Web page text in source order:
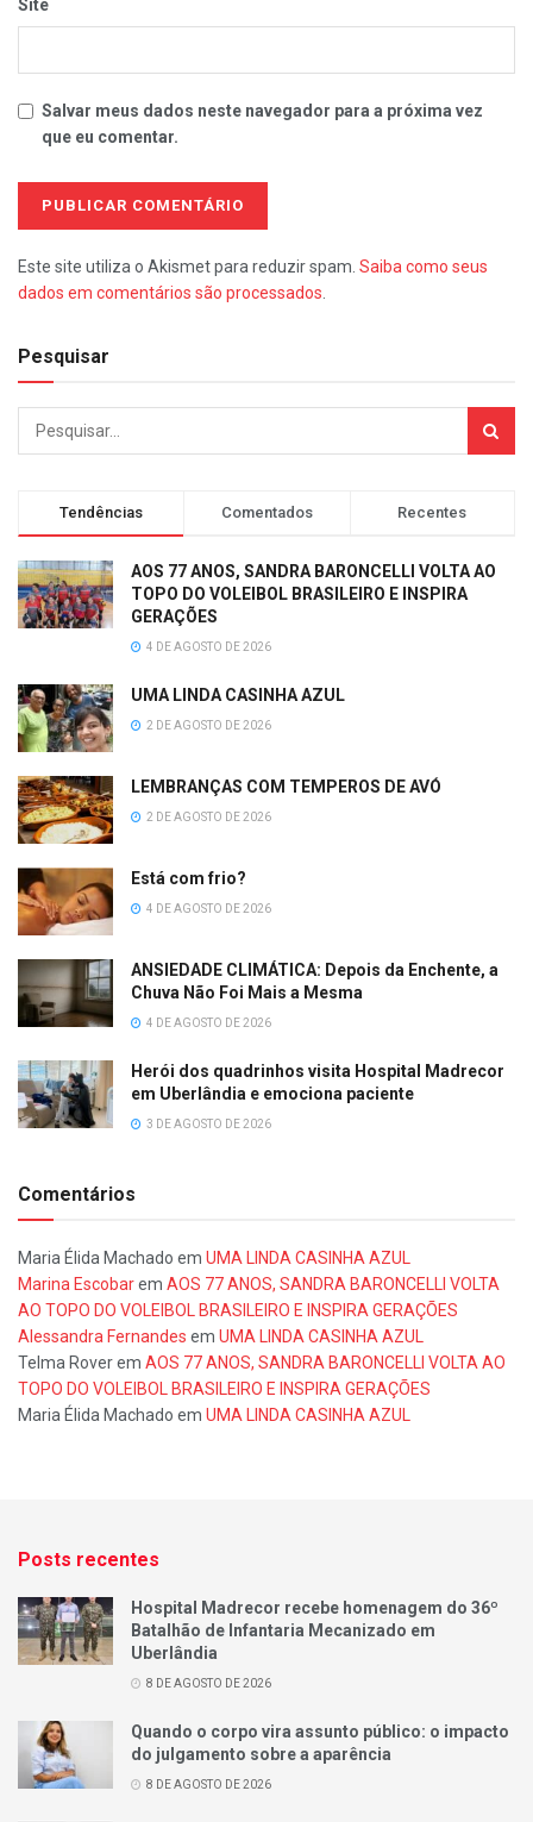
Site
Salvar meus dados neste navegador para a próxima vez
que eu comentar.
Este site utiliza o Akismet para reduzir spam. Saiba como seus
dados em comentários são processados
Pesquisar
Tendências Comentados Recentes
AOS 77 ANOS, SANDRA BARONCELLI VOLTA AO
TOPO DO VOLEIBOL BRASILEIRO E INSPIRA
GERAÇÕES
4 DE AGOSTO DE 2026
UMA LINDA CASINHA AZUL
2 DE AGOSTO DE 2026
LEMBRANÇAS COM TEMPEROS DE AVÓ
2 DE AGOSTO DE 2026
Está com frio?
4 DE AGOSTO DE 2026
ANSIEDADE CLIMÁTICA: Depois da Enchente, a
Chuva Não Foi Mais a Mesma
4 DE AGOSTO DE 2026
Herói dos quadrinhos visita Hospital Madrecor
em Uberlândia e emociona paciente
3 DE AGOSTO DE 2026
Comentários
Maria Élida Machado em UMA LINDA CASINHA AZUL
Marina Escobarem AOS 77 ANOS, SANDRA BARONCELLI VOLTA
AO TOPO DO VOLEIBOL BRASILEIRO E INSPIRA GERAÇÕES
Alessandra Fernandes em UMA LINDA CASINHA AZUL
Telma Roverem AOS 77 ANOS, SANDRA BARONCELLI VOLTA AO
TOPO DO VOLEIBOL BRASILEIRO E INSPIRA GERAÇÕES
Maria Élida Machado em UMA LINDA CASINHA AZUL
Posts recentes
Hospital Madrecor recebe homenagem do 36º
Batalhão de Infantaria Mecanizado em
Uberlândia
8 DE AGOSTO DE 2026
Quando o corpo vira assunto público: o impacto
do julgamento sobre a aparência
8 DE AGOSTO DE 2026